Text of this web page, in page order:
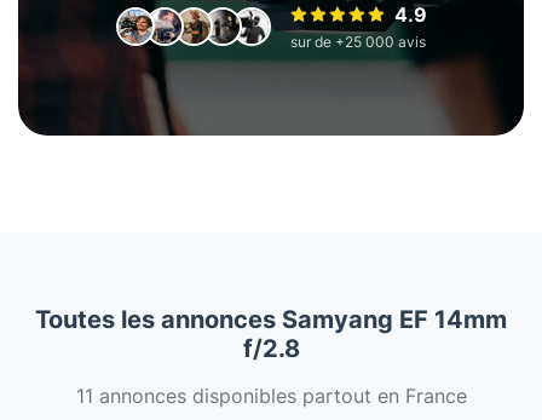
4.9
sur de +25 000 avis
Toutes les annonces Samyang EF 14mm
f/2.8
11 annonces disponibles partout en France